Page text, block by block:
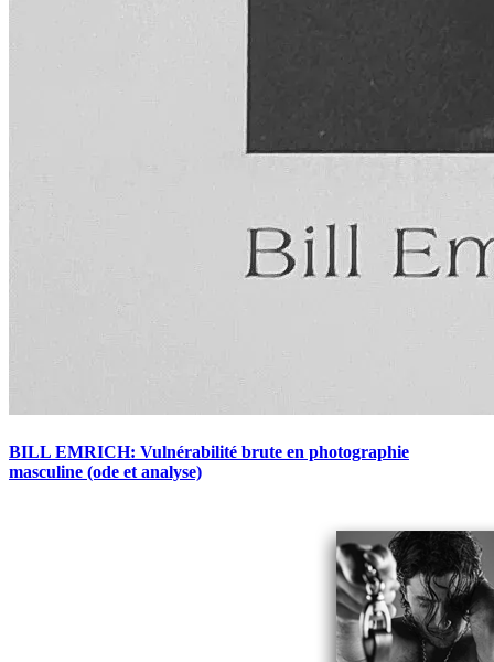
BILL EMRICH: Vulnérabilité brute en photographie
masculine (ode et analyse)